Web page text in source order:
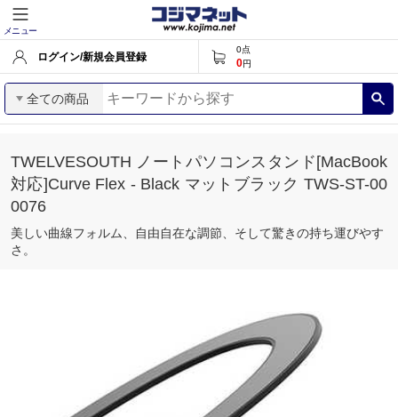
メニュー
ログイン/新規会員登録
0点
0円
全ての商品
TWELVESOUTH ノートパソコンスタンド[MacBook
対応]Curve Flex - Black マットブラック TWS-ST-00
0076
美しい曲線フォルム、自由自在な調節、そして驚きの持ち運びやす
さ。